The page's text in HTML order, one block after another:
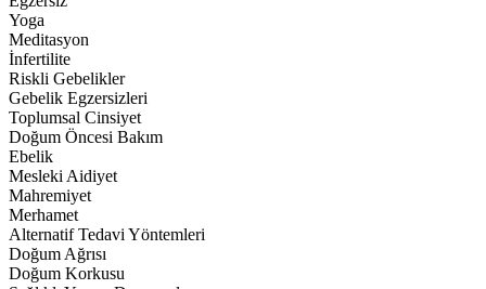
Yoga
Meditasyon
İnfertilite
Riskli Gebelikler
Gebelik Egzersizleri
Toplumsal Cinsiyet
Doğum Öncesi Bakım
Ebelik
Mesleki Aidiyet
Mahremiyet
Merhamet
Alternatif Tedavi Yöntemleri
Doğum Ağrısı
Doğum Korkusu